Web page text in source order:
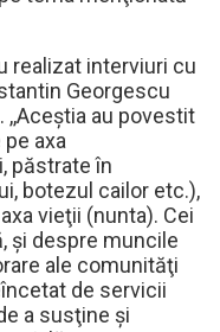
realizat interviuri cu
Georgescu
,,Aceștia au povestit
axa
păstrate în
botezul cailor etc.),
vieţii (nunta). Cei
și despre muncile
ale comunităţi
de servicii
a susţine şi